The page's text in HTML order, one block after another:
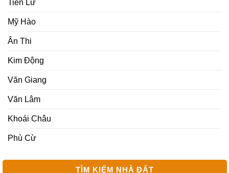
Tiên Lữ
Mỹ Hào
Ân Thi
Kim Động
Văn Giang
Văn Lâm
Khoái Châu
Phù Cừ
TÌM KIẾM NHÀ ĐẤT